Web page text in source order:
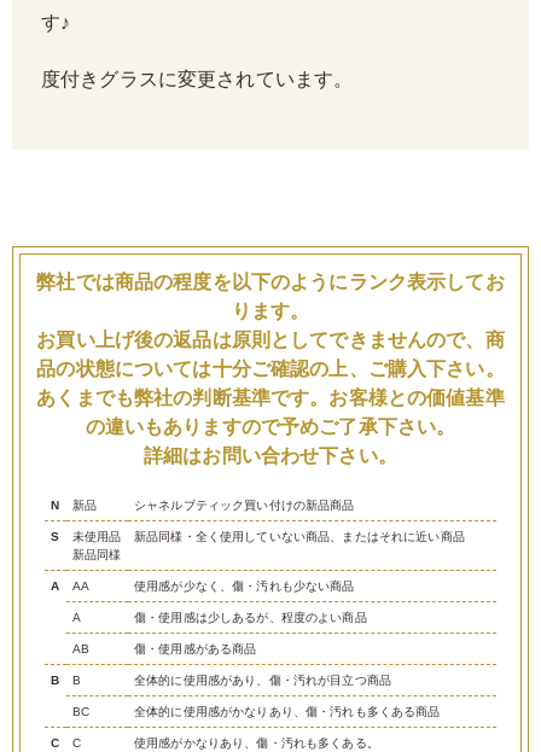
す♪
度付きグラスに変更されています。
弊社では商品の程度を以下のようにランク表示してお
ります。
お買い上げ後の返品は原則としてできませんので、商
品の状態については十分ご確認の上、ご購入下さい。
あくまでも弊社の判断基準です。お客様との価値基準
の違いもありますので予めご了承下さい。
詳細はお問い合わせ下さい。
N 新品 シャネルブティック買い付けの新品商品
S
未使用品
新品同様
新品同様・全く使用していない商品、またはそれに近い商品
A AA 使用感が少なく、傷・汚れも少ない商品
A 傷・使用感は少しあるが、程度のよい商品
AB 傷・使用感がある商品
B B 全体的に使用感があり、傷・汚れが目立つ商品
BC 全体的に使用感がかなりあり、傷・汚れも多くある商品
C C
使用感がかなりあり、傷・汚れも多くある。